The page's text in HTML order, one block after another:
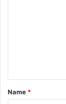
*
Name *